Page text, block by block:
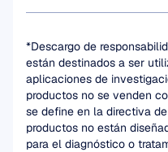
*Descargo de
están destinados a ser
aplicaciones de
productos no se venden
se define en la directiva
productos no están
para el diagnóstico o